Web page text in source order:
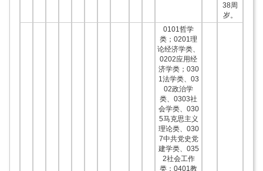
38周
岁。
0101哲学
类；0201理
论经济学类、
0202应用经
济学类；030
1法学类、03
02政治学
类、0303社
会学类、030
5马克思主义
理论类、030
7中共党史党
建学类、035
2社会工作
类；0401教